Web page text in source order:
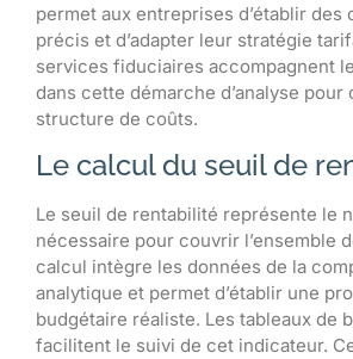
permet aux entreprises d’établir des
précis et d’adapter leur stratégie
services fiduciaires accompagnent
dans cette démarche d’analyse
structure de coûts.
Le calcul du seuil de
Le seuil de rentabilité représente le
nécessaire pour couvrir l’ensemble
calcul intègre les données de la
analytique et permet d’établir une
budgétaire réaliste. Les tableaux de
facilitent le suivi de cet indicateur.